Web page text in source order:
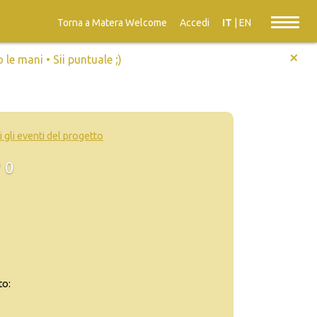
Torna a Matera Welcome Accedi IT EN
le mani • Sii puntuale ;) +
gli eventi del progetto
0